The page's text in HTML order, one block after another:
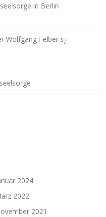
in Berlin
Wolfgang Felber sj
2024
2022
2021